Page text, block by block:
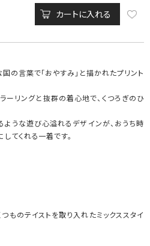
カートに入れる
の言葉で「おやすみ」と描かれたプリント
ーリングと抜群の着心地で、くつろぎのひ
ような遊び心溢れるデザインが、おうち時
てくれる一着です。
ものテイストを取り入れたミックススタイ